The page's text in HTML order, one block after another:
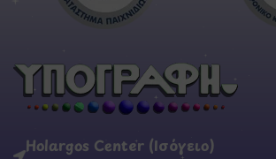
Holargos Center (Ισόγειο)